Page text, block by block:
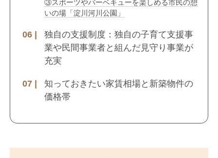
③スポーツやバーベキューを楽しめる市民の憩
いの場「淀川河川公園」
独自の支援制度：独自の子育て支援事
業や民間事業者と組んだ見守り事業が
充実
知っておきたい家賃相場と新築物件の
価格帯